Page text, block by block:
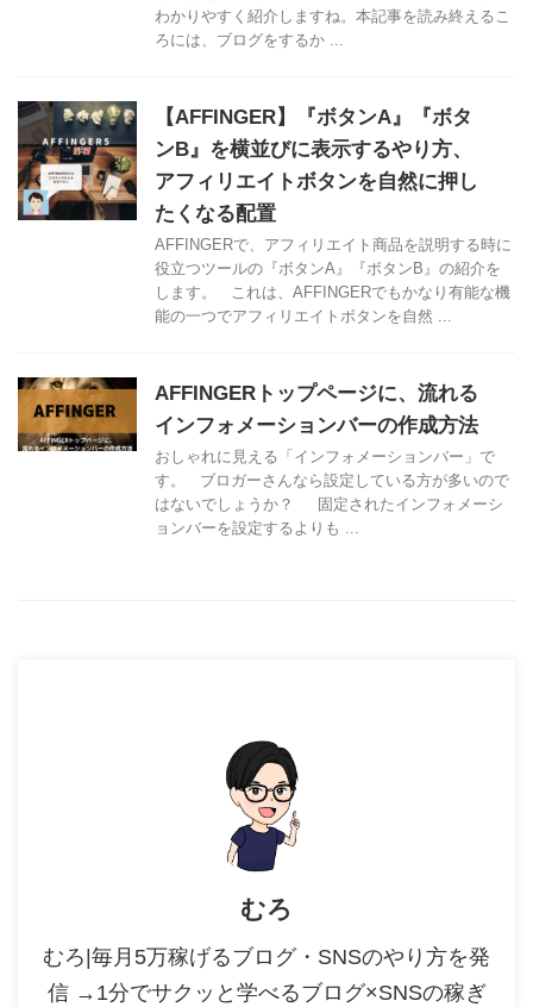
わかりやすく紹介しますね。本記事を読み終えるこ
ろには、ブログをするか ...
【AFFINGER】『ボタンA』『ボタ
ンB』を横並びに表示するやり方、
アフィリエイトボタンを自然に押し
たくなる配置
AFFINGERで、アフィリエイト商品を説明する時に
役立つツールの『ボタンA』『ボタンB』の紹介を
します。 これは、AFFINGERでもかなり有能な機
能の一つでアフィリエイトボタンを自然 ...
AFFINGERトップページに、流れる
インフォメーションバーの作成方法
おしゃれに見える「インフォメーションバー」で
す。 ブロガーさんなら設定している方が多いので
はないでしょうか？ 固定されたインフォメーシ
ョンバーを設定するよりも ...
むろ
むろ|毎月5万稼げるブログ・SNSのやり方を発
信 →1分でサクッと学べるブログ×SNSの稼ぎ